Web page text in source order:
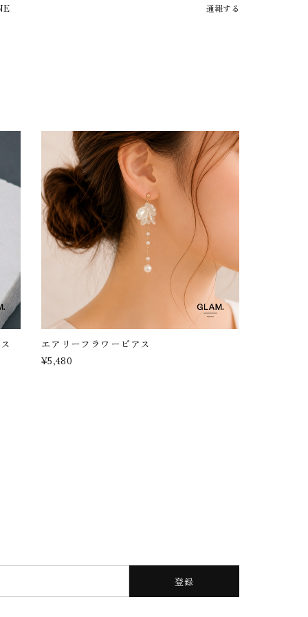
通報する
エアリーフラワーピアス
¥5,480
登録